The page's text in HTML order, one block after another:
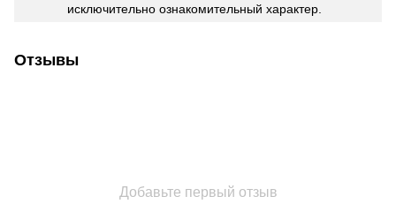
исключительно ознакомительный характер.
Отзывы
Добавьте первый отзыв